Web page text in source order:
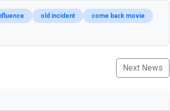
old incident
come back movie
Next News